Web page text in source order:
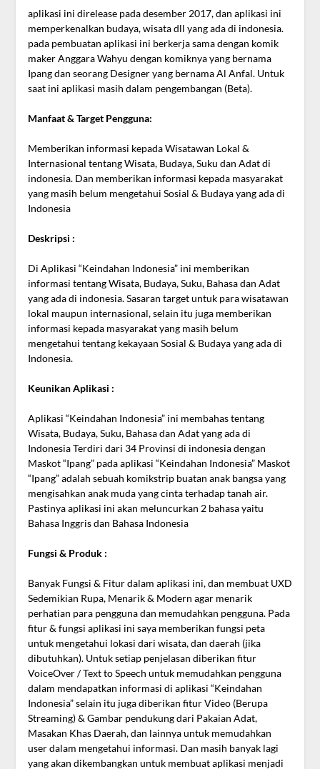
aplikasi ini direlease pada desember 2017, dan aplikasi ini
memperkenalkan budaya, wisata dll yang ada di indonesia.
pada pembuatan aplikasi ini berkerja sama dengan komik
maker Anggara Wahyu dengan komiknya yang bernama
Ipang dan seorang Designer yang bernama Al Anfal. Untuk
saat ini aplikasi masih dalam pengembangan (Beta).
Manfaat & Target Pengguna:
Memberikan informasi kepada Wisatawan Lokal &
Internasional tentang Wisata, Budaya, Suku dan Adat di
indonesia. Dan memberikan informasi kepada masyarakat
yang masih belum mengetahui Sosial & Budaya yang ada di
Indonesia
Deskripsi :
Di Aplikasi “Keindahan Indonesia” ini memberikan
informasi tentang Wisata, Budaya, Suku, Bahasa dan Adat
yang ada di indonesia. Sasaran target untuk para wisatawan
lokal maupun internasional, selain itu juga memberikan
informasi kepada masyarakat yang masih belum
mengetahui tentang kekayaan Sosial & Budaya yang ada di
Indonesia.
Keunikan Aplikasi :
Aplikasi “Keindahan Indonesia” ini membahas tentang
Wisata, Budaya, Suku, Bahasa dan Adat yang ada di
Indonesia Terdiri dari 34 Provinsi di indonesia dengan
Maskot “Ipang” pada aplikasi “Keindahan Indonesia” Maskot
“Ipang” adalah sebuah komikstrip buatan anak bangsa yang
mengisahkan anak muda yang cinta terhadap tanah air.
Pastinya aplikasi ini akan meluncurkan 2 bahasa yaitu
Bahasa Inggris dan Bahasa Indonesia
Fungsi & Produk :
Banyak Fungsi & Fitur dalam aplikasi ini, dan membuat UXD
Sedemikian Rupa, Menarik & Modern agar menarik
perhatian para pengguna dan memudahkan pengguna. Pada
fitur & fungsi aplikasi ini saya memberikan fungsi peta
untuk mengetahui lokasi dari wisata, dan daerah (jika
dibutuhkan). Untuk setiap penjelasan diberikan fitur
VoiceOver / Text to Speech untuk memudahkan pengguna
dalam mendapatkan informasi di aplikasi “Keindahan
Indonesia” selain itu juga diberikan fitur Video (Berupa
Streaming) & Gambar pendukung dari Pakaian Adat,
Masakan Khas Daerah, dan lainnya untuk memudahkan
user dalam mengetahui informasi. Dan masih banyak lagi
yang akan dikembangkan untuk membuat aplikasi menjadi